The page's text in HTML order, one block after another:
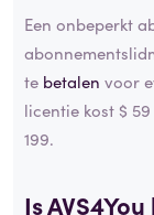
Een onbeperkt
te betalen voor
licentie kost $
199.
Is